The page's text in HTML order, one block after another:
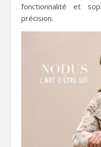
fonctionnalité et
précision.